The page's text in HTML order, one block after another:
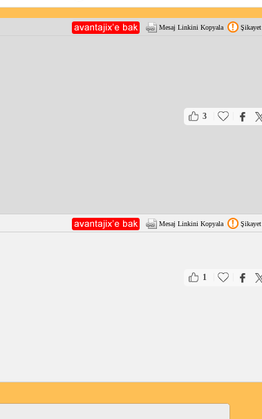
Mesaj Linkini Kopyala Şikayet
3
Mesaj Linkini Kopyala Şikayet
1